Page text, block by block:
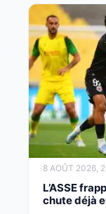
8 AOÛT 2026,
L’ASSE
chute déjà